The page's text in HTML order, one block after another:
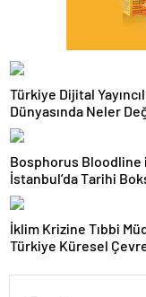
Türkiye Dijital
Dünyasında Neler
Bosphorus Bloodline
İstanbul’da Tarihi
Gecesi
İklim Krizine Tıbbi
Türkiye Küresel
Değiştirdi?